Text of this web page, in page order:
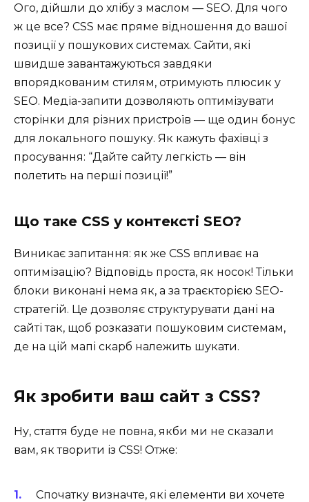
Ого, дійшли до хлібу з маслом — SEO. Для чого
ж це все? CSS має пряме відношення до вашої
позиції у пошукових системах. Сайти, які
швидше завантажуються завдяки
впорядкованим стилям, отримують плюсик у
SEO. Медіа-запити дозволяють оптимізувати
сторінки для різних пристроїв — ще один бонус
для локального пошуку. Як кажуть фахівці з
просування: “Дайте сайту легкість — він
полетить на перші позиції!”
Що таке CSS у контексті SEO?
Виникає запитання: як же CSS впливає на
оптимізацію? Відповідь проста, як носок! Тільки
блоки виконані нема як, а за траєкторією SEO-
стратегій. Це дозволяє структурувати дані на
сайті так, щоб розказати пошуковим системам,
де на цій мапі скарб належить шукати.
Як зробити ваш сайт з CSS?
Ну, стаття буде не повна, якби ми не сказали
вам, як творити із CSS! Отже:
Спочатку визначте, які елементи ви хочете